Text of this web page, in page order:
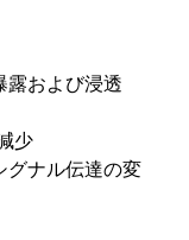
露および浸透
少
グナル伝達の変